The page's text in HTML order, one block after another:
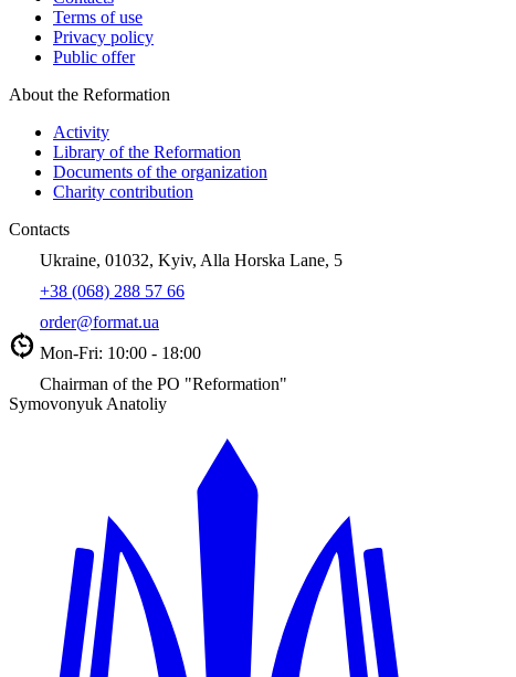
Terms of use
Privacy policy
Public offer
About the Reformation
Activity
Library of the Reformation
Documents of the organization
Charity contribution
Contacts
Ukraine, 01032, Kyiv, Alla Horska Lane, 5
+38 (068) 288 57 66
order@format.ua
Mon-Fri: 10:00 - 18:00
Chairman of the PO "Reformation"
Symovonyuk Anatoliy